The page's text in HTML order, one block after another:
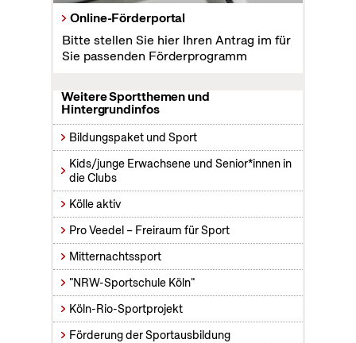
Online-Förderportal
Bitte stellen Sie hier Ihren Antrag im für
Sie passenden Förderprogramm
Weitere Sportthemen und
Hintergrundinfos
Bildungspaket und Sport
Kids/junge Erwachsene und Senior*innen in
die Clubs
Kölle aktiv
Pro Veedel – Freiraum für Sport
Mitternachtssport
"NRW-Sportschule Köln"
Köln-Rio-Sportprojekt
Förderung der Sportausbildung